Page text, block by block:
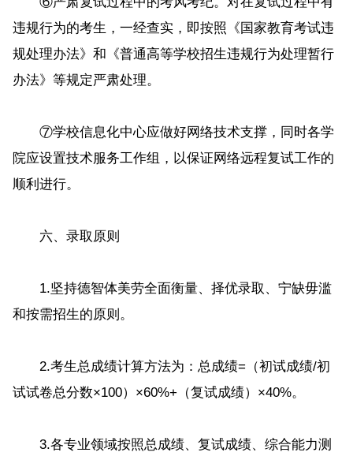
违规行为的考生，一经查实，即按照《国家教育考试违
规处理办法》和《普通高等学校招生违规行为处理暂行
办法》等规定严肃处理。
⑦学校信息化中心应做好网络技术支撑，同时各学
院应设置技术服务工作组，以保证网络远程复试工作的
顺利进行。
六、录取原则
1.坚持德智体美劳全面衡量、择优录取、宁缺毋滥
和按需招生的原则。
2.考生总成绩计算方法为：总成绩=（初试成绩/初
试试卷总分数×100）×60%+（复试成绩）×40%。
3.各专业领域按照总成绩、复试成绩、综合能力测